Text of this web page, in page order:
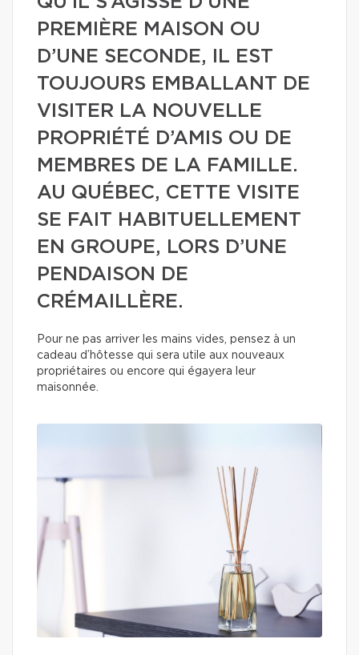
PREMIÈRE MAISON OU
D’UNE SECONDE, IL EST
TOUJOURS EMBALLANT DE
VISITER LA NOUVELLE
PROPRIÉTÉ D’AMIS OU DE
MEMBRES DE LA FAMILLE.
AU QUÉBEC, CETTE VISITE
SE FAIT HABITUELLEMENT
EN GROUPE, LORS D’UNE
PENDAISON DE
CRÉMAILLÈRE.
Pour ne pas arriver les mains vides, pensez à un
cadeau d’hôtesse qui sera utile aux nouveaux
propriétaires ou encore qui égayera leur
maisonnée.